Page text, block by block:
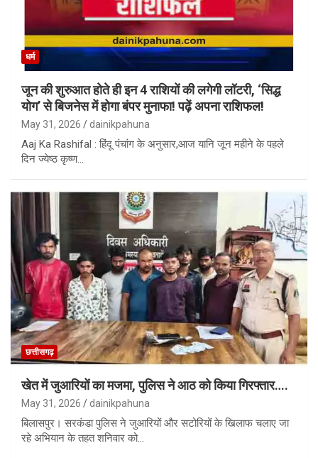
धर्म
जून की शुरुआत होते ही इन 4 राशियों की लगेगी लॉटरी, ‘सिद्ध
योग’ से बिजनेस में होगा बंपर मुनाफा! पढ़ें अपना राशिफल!
May 31, 2026 dainikpahuna
Aaj Ka Rashifal : हिंदू पंचांग के अनुसार,आज यानि जून महीने के पहले
दिन ज्येष्ठ कृष्ण…
छत्तीसगढ़
खेत में जुआरियों का मजमा, पुलिस ने आठ को किया गिरफ्तार….
May 31, 2026 dainikpahuna
बिलासपुर। सरकंडा पुलिस ने जुआरियों और सटोरियों के खिलाफ चलाए जा
रहे अभियान के तहत शनिवार को…